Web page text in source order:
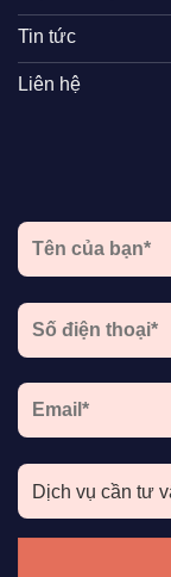
Tin tức
Liên hệ